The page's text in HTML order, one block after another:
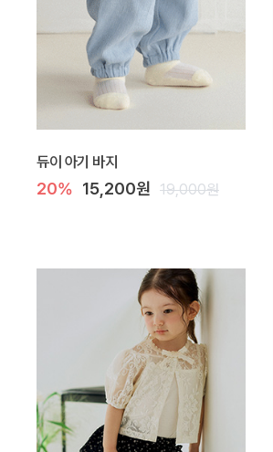
듀이 아기 바지
20% 15,200원 19,000원